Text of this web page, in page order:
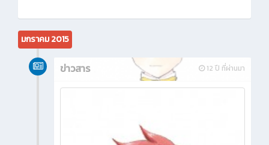
มกราคม 2015
12 ปี ที่ผ่านมา
ข่าวสาร